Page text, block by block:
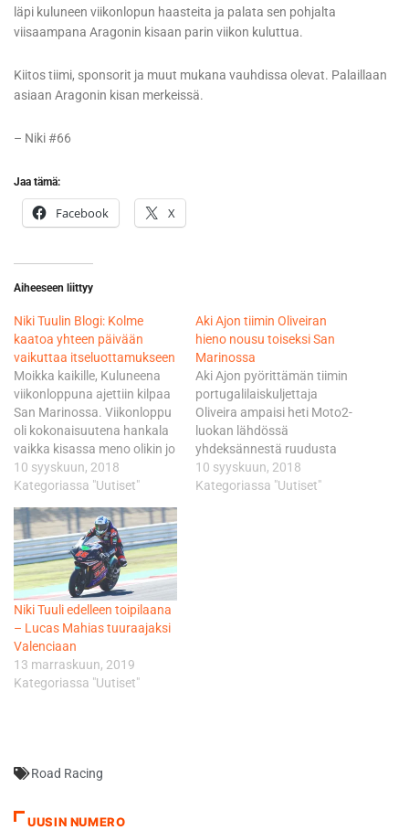
läpi kuluneen viikonlopun haasteita ja palata sen pohjalta
viisaampana Aragonin kisaan parin viikon kuluttua.
Kiitos tiimi, sponsorit ja muut mukana vauhdissa olevat. Palaillaan
asiaan Aragonin kisan merkeissä.
– Niki #66
Jaa tämä:
Facebook X
Aiheeseen liittyy
Niki Tuulin Blogi: Kolme
kaatoa yhteen päivään
vaikuttaa itseluottamukseen
Moikka kaikille, Kuluneena
viikonloppuna ajettiin kilpaa
San Marinossa. Viikonloppu
oli kokonaisuutena hankala
vaikka kisassa meno olikin jo
nousujohteisempaa. Alla
yhteenvetoa viikonlopun
ajettiin tuttuun tapaan
ensimmäiset ja toiset vapaat
harjoitukset, joissa sain ihan
ok-kyydin päälle. Ero kärkeen
oli toisessa treenissä 1,3
sekuntin paikkeilla, mutta
siitä huolimatta tuntuma
ajamiseen oli hakusessa.…
10 syyskuun, 2018
Kategoriassa "Uutiset"
Aki Ajon tiimin Oliveiran
hieno nousu toiseksi San
Marinossa
Aki Ajon pyörittämän tiimin
portugalilaiskuljettaja
Oliveira ampaisi heti Moto2-
luokan lähdössä
yhdeksännestä ruudusta
viidenneksi. Myös tiimin
toinen kuljettaja Brad Binder
10 syyskuun, 2018
Kategoriassa "Uutiset"
Niki Tuuli edelleen toipilaana
– Lucas Mahias tuuraajaksi
Valenciaan
13 marraskuun, 2019
Kategoriassa "Uutiset"
Road Racing
UUSIN NUMERO